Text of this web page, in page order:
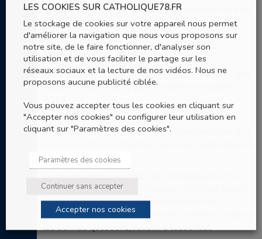
envoyer à l’extérieur, vers ceux qui souffrent et à qui
nous pensons, car nous restons leurs frères”.
Témoignage de Pascal
“Incarcéré pendant 32 mois à la Maison d’Arrêt des
Yvelines à Bois d’Arcy, j’ai été libéré en octobre
Loin de subir passivement ma détention, j’ai
notamment mis ce temps à profit pour réfléchir à ce
dehors.
naturellement conduit à un retour vers Dieu, facilité
en cela par la bienveillance permanente de
l’Aumônerie catholique au sein de la prison : se poser
les bonnes questions, revenir à l’essentiel.
LES COOKIES SUR CATHOLIQUE78.FR
Le stockage de cookies sur votre appareil nous permet
d'améliorer la navigation que nous vous proposons sur
notre site, de le faire fonctionner, d'analyser son
utilisation et de vous faciliter le partage sur les
réseaux sociaux et la lecture de nos vidéos. Nous ne
proposons aucune publicité ciblée.
Vous pouvez accepter tous les cookies en cliquant sur
"Accepter nos cookies" ou configurer leur utilisation en
cliquant sur "Paramètres des cookies".
Paramètres des cookies
Continuer sans accepter
Accepter nos cookies